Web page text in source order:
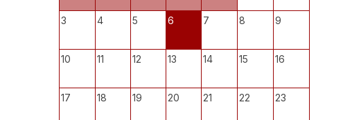
3 4 5 6 7 8 9
10 11 12 13 14 15 16
17 18 19 20 21 22 23